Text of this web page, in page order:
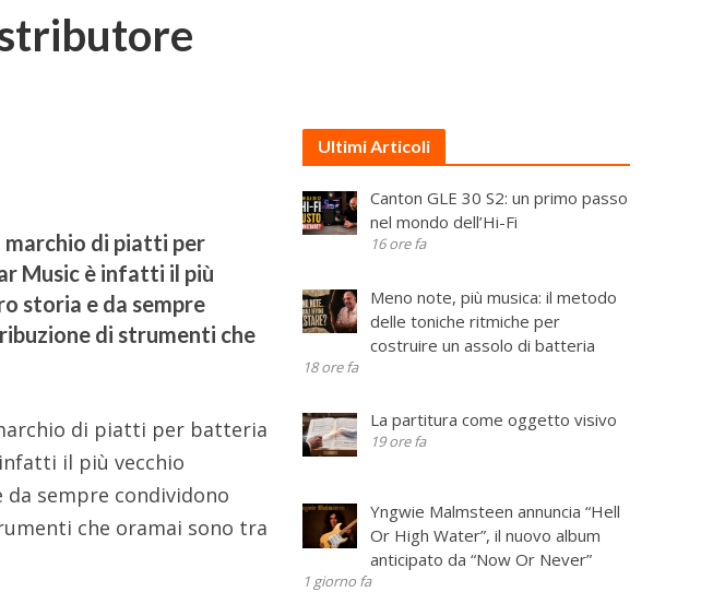
marchio di piatti per
Music è infatti il più
storia e da sempre
di strumenti che
di piatti per batteria
il più vecchio
sempre condividono
che oramai sono tra
Ultimi Articoli
Canton GLE 30 S2: un primo passo
nel mondo dell’Hi-Fi
16 ore fa
Meno note, più musica: il metodo
delle toniche ritmiche per
costruire un assolo di batteria
18 ore fa
La partitura come oggetto visivo
19 ore fa
Yngwie Malmsteen annuncia “Hell
Or High Water”, il nuovo album
anticipato da “Now Or Never”
1 giorno fa